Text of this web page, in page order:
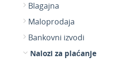
Blagajna
Maloprodaja
Bankovni izvodi
Nalozi za plaćanje